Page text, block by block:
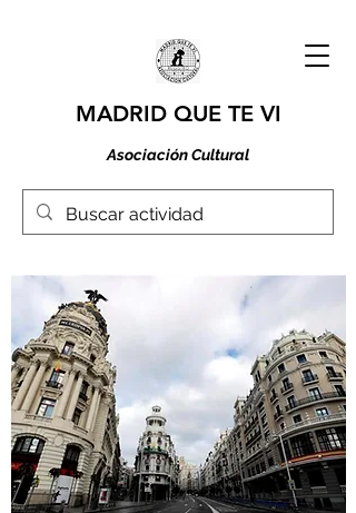
MADRID QUE TE VI
Asociación Cultural